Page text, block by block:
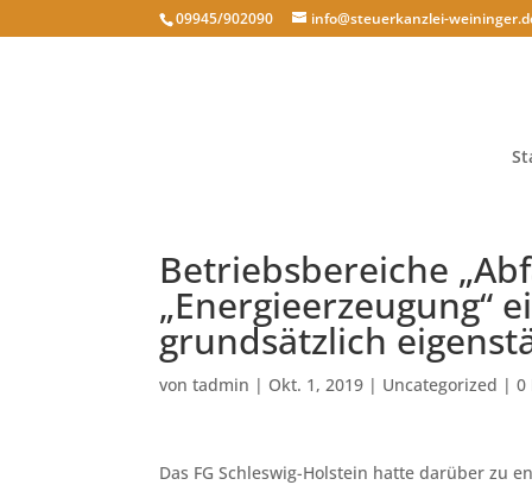
09945/902090 info@steuerkanzlei-
Betriebsbereiche
„Energieerzeugung“
grundsätzlich
vontadmin | Okt. 1, 2019 | Uncategorized |0
Das FG Schleswig-Holstein hatte darüber zu